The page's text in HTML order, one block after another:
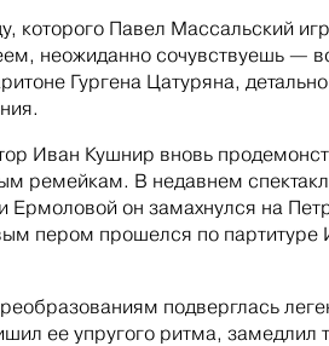
которого Павел Массальский
неожиданно сочувствуешь —
Гургена Цатуряна, детально
Иван Кушнир вновь
ремейкам. В недавнем
Ермоловой он замахнулся на
пером прошелся по партитуре
подверглась
ее упругого ритма, замедлил